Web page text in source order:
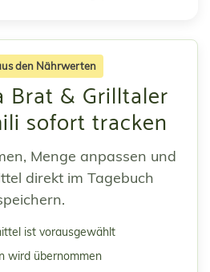
den Nährwerten
Brat & Grilltaler
sofort tracken
Menge anpassen und
direkt im Tagebuch
ist vorausgewählt
wird übernommen